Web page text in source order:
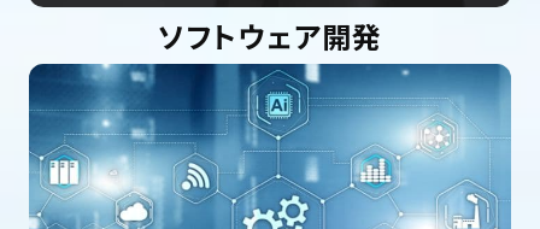
ソフトウェア開発